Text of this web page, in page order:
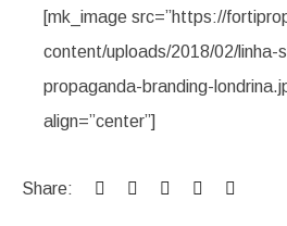
[mk_image src=”https://
content/uploads/2018/02/linha-
propaganda-branding-
align=”center”]
Share: